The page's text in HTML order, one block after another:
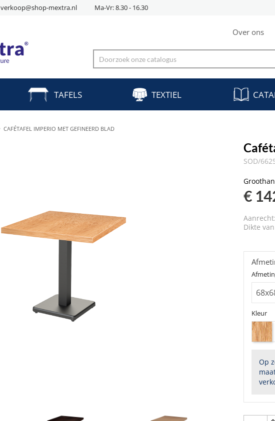
verkoop@shop-mextra.nl Ma-Vr: 8.30 - 16.30
Over ons
TAFELS TEXTIEL
CAFÉTAFEL IMPERIO MET GEFINEERD BLAD
SOD/
€
Aanrecht:
Dikte
Kleur
Op